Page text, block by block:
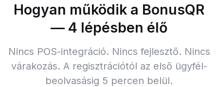
Hogyan működik a BonusQR
— 4 lépésben élő
Nincs POS-integráció. Nincs fejlesztő. Nincs
várakozás. A regisztrációtól az első ügyfél-
beolvasásig 5 percen belül.